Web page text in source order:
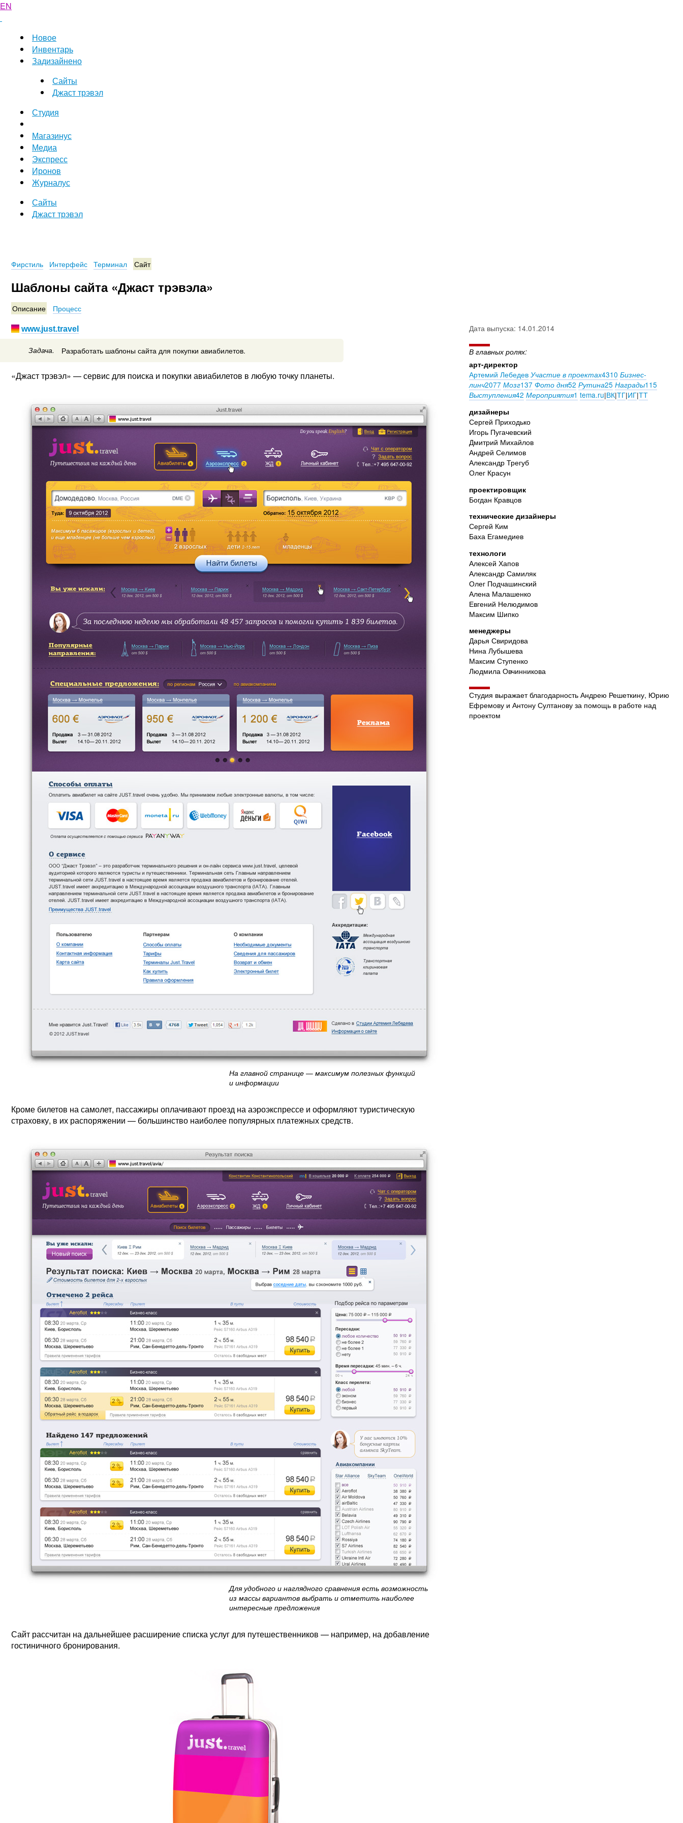
EN
Новое
Инвентарь
Задизайнено
Сайты
Джаст трэвэл
Студия
Магазинус
Медиа
Экспресс
Иронов
Журналус
Сайты
Джаст трэвэл
Фирстиль Интерфейс Терминал Сайт
Шаблоны сайта «Джаст трэвэла»
Описание Процесс
www.just.travel
Задача. Разработать шаблоны сайта для покупки авиабилетов.
«Джаст трэвэл» — сервис для поиска и покупки авиабилетов в любую точку планеты.
На главной странице — максимум полезных функций
и информации
Кроме билетов на самолет, пассажиры оплачивают проезд на аэроэкспрессе и оформляют туристическую
страховку, в их распоряжении — большинство наиболее популярных платежных средств.
Для удобного и наглядного сравнения есть возможность
из массы вариантов выбрать и отметить наиболее
интересные предложения
Сайт рассчитан на дальнейшее расширение списка услуг для путешественников — например, на добавление
гостиничного бронирования.
Дата выпуска: 14.01.2014
В главных ролях:
арт-директор
Артемий Лебедев Участие в проектах4310 Бизнес-
линч2077 Мозг137 Фото дня52 Рутина25 Награды115
Выступления42 Мероприятия1 tema.ru|ВК|ТГ|ИГ|ТТ
дизайнеры
Сергей Приходько
Игорь Пугачевский
Дмитрий Михайлов
Андрей Селимов
Александр Трегуб
Олег Красун
проектировщик
Богдан Кравцов
технические дизайнеры
Сергей Ким
Баха Егамедиев
технологи
Алексей Хапов
Александр Самиляк
Олег Подчашинский
Алена Малашенко
Евгений Нелюдимов
Максим Шипко
менеджеры
Дарья Свиридова
Нина Лубышева
Максим Ступенко
Людмила Овчинникова
Студия выражает благодарность Андрею Решеткину, Юрию
Ефремову и Антону Султанову за помощь в работе над
проектом